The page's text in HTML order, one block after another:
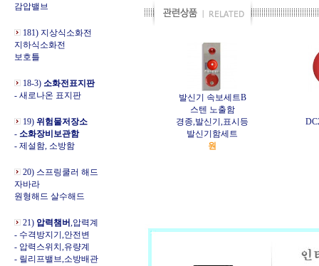
감압밸브
181) 지상식소화전
지하식소화전
보호틀
18-3) 소화전표지판
- 새로나온 표지판
19) 위험물저장소
- 소화장비보관함
- 제설함, 소방함
20) 스프링쿨러 해드
자바라
원형해드 살수해드
21) 압력챔버,압력계
- 수격방지기,안전변
- 압력스위치,유량계
- 릴리프밸브,소방배관
발신기 속보세트B
스텐 노출함
경종,발신기,표시등
발신기함세트
원